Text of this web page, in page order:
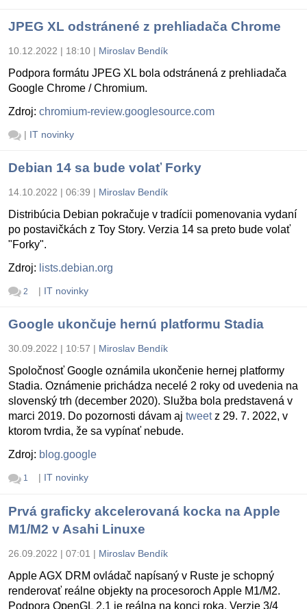
JPEG XL odstránené z prehliadača Chrome
10.12.2022 | 18:10 | Miroslav Bendík
Podpora formátu JPEG XL bola odstránená z prehliadača
Google Chrome / Chromium.
Zdroj: chromium-review.googlesource.com
| IT novinky
Debian 14 sa bude volať Forky
14.10.2022 | 06:39 | Miroslav Bendík
Distribúcia Debian pokračuje v tradícii pomenovania vydaní
po postavičkách z Toy Story. Verzia 14 sa preto bude volať
"Forky".
Zdroj: lists.debian.org
2 | IT novinky
Google ukončuje hernú platformu Stadia
30.09.2022 | 10:57 | Miroslav Bendík
Spoločnosť Google oznámila ukončenie hernej platformy
Stadia. Oznámenie prichádza necelé 2 roky od uvedenia na
slovenský trh (december 2020). Služba bola predstavená v
marci 2019. Do pozornosti dávam aj tweetz 29. 7. 2022, v
ktorom tvrdia, že sa vypínať nebude.
Zdroj: blog.google
1 | IT novinky
Prvá graficky akcelerovaná kocka na Apple
M1/M2 v Asahi Linuxe
26.09.2022 | 07:01 | Miroslav Bendík
Apple AGX DRM ovládač napísaný v Ruste je schopný
renderovať reálne objekty na procesoroch Apple M1/M2.
Podpora OpenGL 2.1 je reálna na konci roka. Verzie 3/4